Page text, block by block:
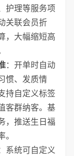
护理等服务项
关联会员折
，大幅缩短高
：开单时自动
惯、发质情
持自定义标签
客群纳客。基
，推送生日福
系统可自定义